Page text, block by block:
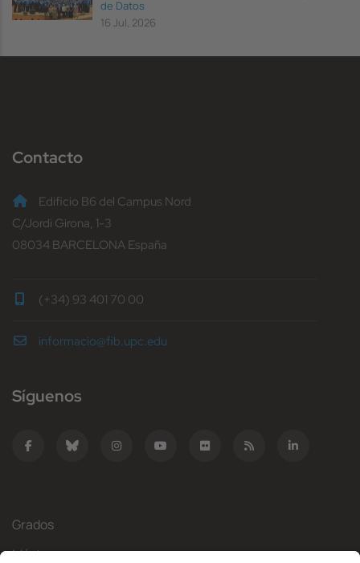
de Datos
16 Jul, 2026
Contacto
Edificio B6 del Campus Nord
C/Jordi Girona, 1-3
08034 BARCELONA España
(+34) 93 401 70 00
informacio@fib.upc.edu
Síguenos
Grados
Másteres